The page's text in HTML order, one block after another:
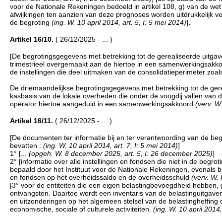
voor de Nationale Rekeningen bedoeld in artikel 108, g) van de
afwijkingen ten aanzien van deze prognoses worden uitdrukkelijk
de begroting (ing. W. 10 april 2014, art. 5, I: 5 mei 2014)].
Artikel 16/10. ( 26/12/2025 - ... )
[De begrotingsgegevens met betrekking tot de gerealiseerde
trimestrieel overgemaakt aan de hiertoe in een
de instellingen die deel uitmaken van de consolidatieperimeter
De driemaandelijkse begrotingsgegevens met betrekking tot de
kasbasis van de lokale overheden die onder de voogdij vallen
operator hiertoe aangeduid in een samenwerkingsakkoord (verv.
Artikel 16/11. ( 26/12/2025 - ... )
[De documenten ter informatie bij en ter verantwoording van de
bevatten : (ing. W. 10 april 2014, art. 7, I: 5 mei 2014)]
1° [... (opgeh. W. 8 december 2025, art. 5, I: 26 december 2025)]
2° [informatie over alle instellingen en fondsen die niet in de
bepaald door het Instituut voor de Nationale Rekeningen,
en fondsen op het overheidssaldo en de overheidsschuld (verv. W.
[3° voor de entiteiten die een eigen belastingbevoegdheid
ontvangsten. Daartoe wordt een inventaris van de
en uitzonderingen op het algemeen stelsel van de
economische, sociale of culturele activiteiten. (ing. W. 10 april